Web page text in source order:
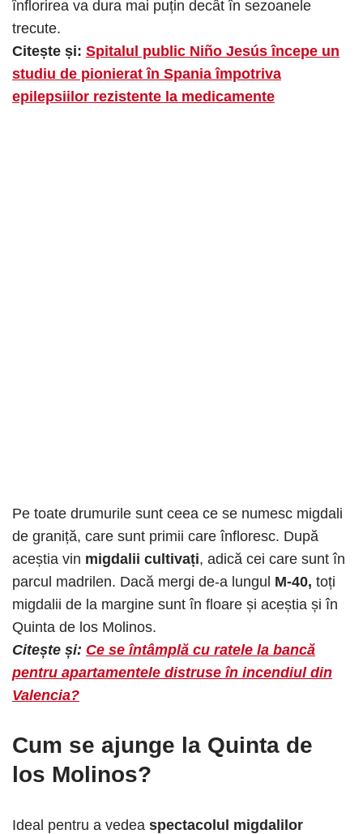
înflorirea va dura mai puțin decât în ​​sezoanele
trecute.
Citește și: Spitalul public Niño Jesús începe un
studiu de pionierat în Spania împotriva
epilepsiilor rezistente la medicamente
Pe toate drumurile sunt ceea ce se numesc migdali
de graniță, care sunt primii care înfloresc. După
aceștia vin migdalii cultivați, adică cei care sunt în
parcul madrilen. Dacă mergi de-a lungul M-40, toți
migdalii de la margine sunt în floare și aceștia și în
Quinta de los Molinos.
Citește și: Ce se întâmplă cu ratele la bancă
pentru apartamentele distruse în incendiul din
Valencia?
Cum se ajunge la Quinta de
los Molinos?
Ideal pentru a vedea spectacolul migdalilor